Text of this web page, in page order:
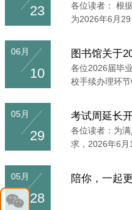
23
各位读者： 根据学校安排，本学年暑假时间
为2026年6月29
06月
10
图书馆关于
各位2026届毕
校手续办理环节
05月
29
考试周延长
各位读者：为
求，2026年6月
05月
28